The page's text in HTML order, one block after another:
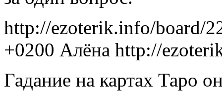
http://ezoterik.info/board/
+0200 Алёна http://
Гадание на картах Таро